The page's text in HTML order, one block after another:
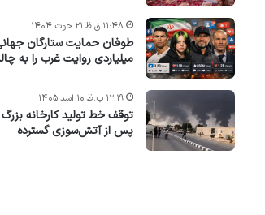
طوفان حمایت ستارگان جهانی
میلیاردی روایت غرب را به
۱۱:۴۸ ق.ظ ۲۱ حوت ۱۴۰۴
توقف خط تولید کارخانه
پس از آتش‌سوزی گسترده
۱۲:۱۹ ب.ظ ۱۰ اسد ۱۴۰۵